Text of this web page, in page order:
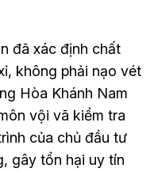
đã xác định chất
không phải nạo vét
Hòa Khánh Nam
vội vã kiểm tra
của chủ đầu tư
gây tổn hại uy tín